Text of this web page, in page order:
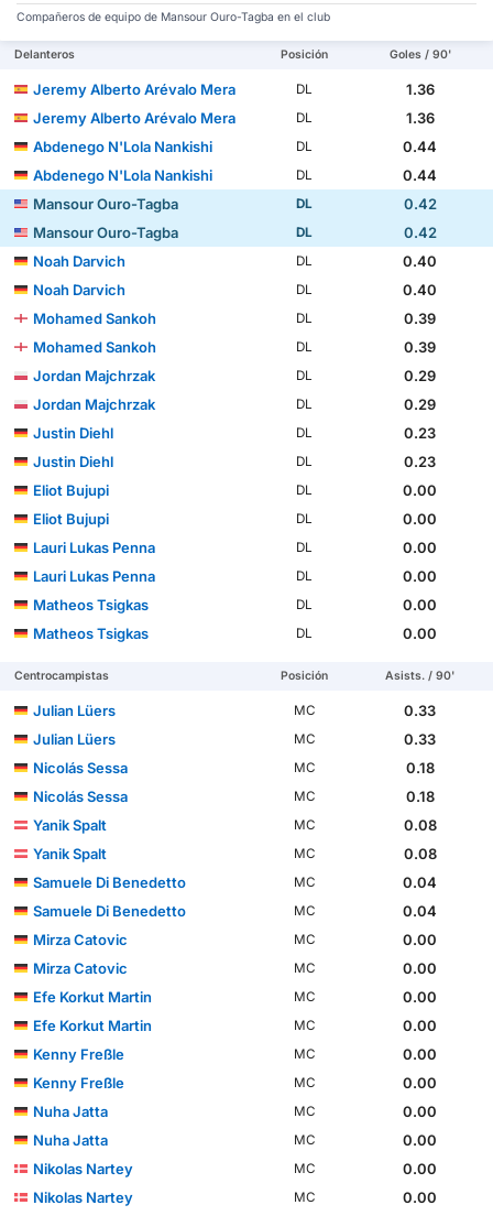
Compañeros de equipo de Mansour Ouro-Tagba en el club
Delanteros Posición Goles / 90'
Jeremy Alberto Arévalo Mera DL
1.36
Jeremy Alberto Arévalo Mera
DL
1.36
Abdenego N'Lola Nankishi
DL
0.44
Abdenego N'Lola Nankishi
DL
0.44
Mansour Ouro-Tagba
DL
0.42
Mansour Ouro-Tagba
DL
0.42
Noah Darvich
DL
0.40
Noah Darvich
DL
0.40
Mohamed Sankoh
DL
0.39
Mohamed Sankoh
DL
0.39
Jordan Majchrzak
DL
0.29
Jordan Majchrzak
DL
0.29
Justin Diehl
DL
0.23
Justin Diehl
DL
0.23
Eliot Bujupi
DL
0.00
Eliot Bujupi
DL
0.00
Lauri Lukas Penna
DL
0.00
Lauri Lukas Penna
DL
0.00
Matheos Tsigkas
DL
0.00
Matheos Tsigkas
DL 0.00
Centrocampistas Posición Asists. / 90'
Julian Lüers MC
0.33
Julian Lüers
MC
0.33
Nicolás Sessa
MC
0.18
Nicolás Sessa
MC
0.18
Yanik Spalt
MC
0.08
Yanik Spalt
MC
0.08
Samuele Di Benedetto
MC
0.04
Samuele Di Benedetto
MC
0.04
Mirza Catovic
MC
0.00
Mirza Catovic
MC
0.00
Efe Korkut Martin
MC
0.00
Efe Korkut Martin
MC
0.00
Kenny Freßle
MC
0.00
Kenny Freßle
MC
0.00
Nuha Jatta
MC
0.00
Nuha Jatta
MC
0.00
Nikolas Nartey
MC
0.00
Nikolas Nartey
MC
0.00